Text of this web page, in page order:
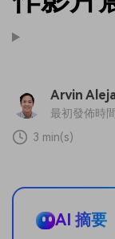
Arvin
最初發佈時
3 min(s)
AI 摘要